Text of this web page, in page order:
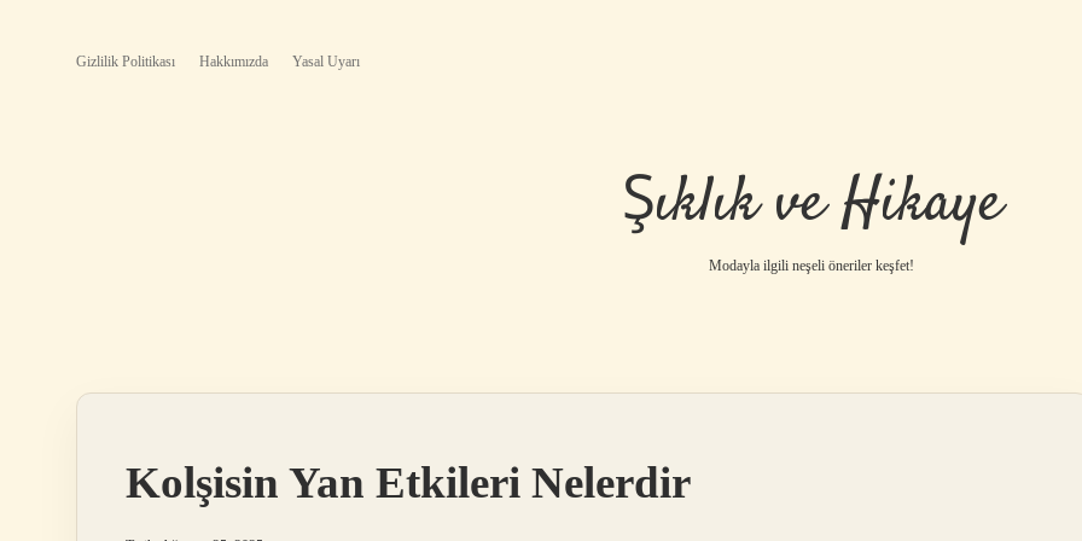
Gizlilik Politikası Hakkımızda Yasal Uyarı
Şıklık ve Hikaye
Modayla ilgili neşeli öneriler keşfet!
Kolşisin Yan Etkileri Nelerdir